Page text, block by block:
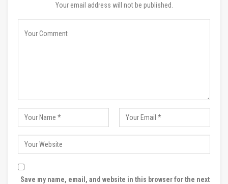
Your email address will not be published.
Save my name, email, and website in this browser for the next